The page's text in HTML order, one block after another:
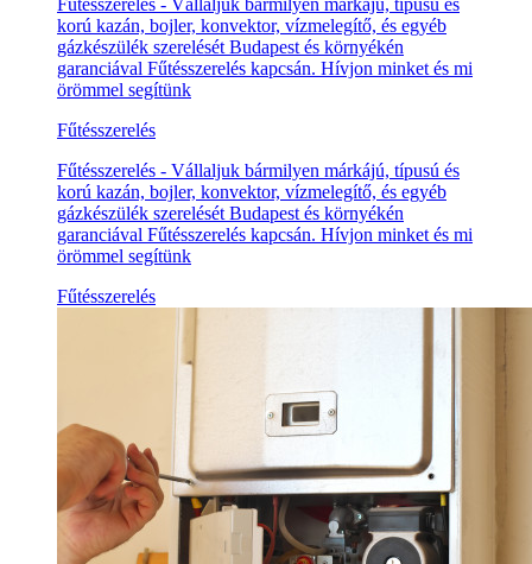
Fűtésszerelés - Vállaljuk bármilyen márkájú, típusú és
korú kazán, bojler, konvektor, vízmelegítő, és egyéb
gázkészülék szerelését Budapest és környékén
garanciával Fűtésszerelés kapcsán. Hívjon minket és mi
örömmel segítünk
Fűtésszerelés
Fűtésszerelés - Vállaljuk bármilyen márkájú, típusú és
korú kazán, bojler, konvektor, vízmelegítő, és egyéb
gázkészülék szerelését Budapest és környékén
garanciával Fűtésszerelés kapcsán. Hívjon minket és mi
örömmel segítünk
Fűtésszerelés